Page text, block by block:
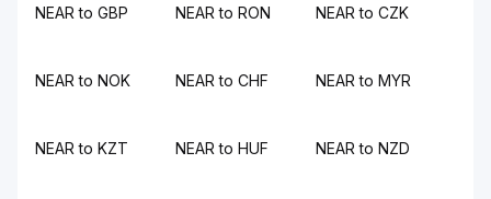
NEAR to GBP NEAR to RON NEAR to CZK
NEAR to NOK NEAR to CHF NEAR to MYR
NEAR to KZT NEAR to HUF NEAR to NZD